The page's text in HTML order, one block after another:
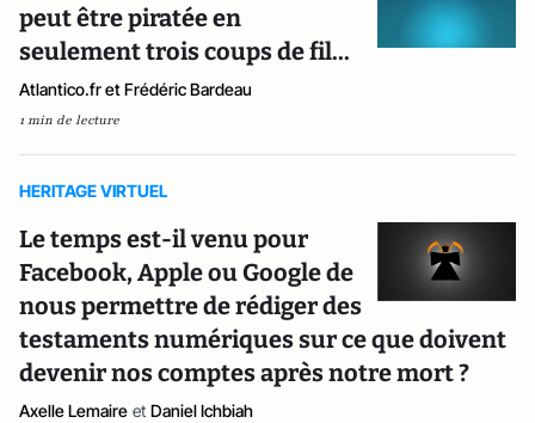
peut être piratée en
seulement trois coups de fil...
Atlantico.fr et Frédéric Bardeau
1 min de lecture
HERITAGE VIRTUEL
Le temps est-il venu pour
Facebook, Apple ou Google de
nous permettre de rédiger des
testaments numériques sur ce que doivent
devenir nos comptes après notre mort ?
Axelle Lemaire et Daniel Ichbiah